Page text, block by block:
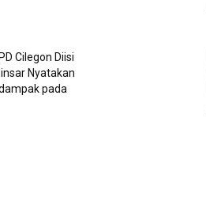
Cilegon Diisi
Nyatakan
pada